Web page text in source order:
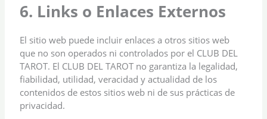
6. Links o Enlaces Externos
El sitio web puede incluir enlaces a otros sitios web
que no son operados ni controlados por el CLUB DEL
TAROT. El CLUB DEL TAROT no garantiza la legalidad,
fiabilidad, utilidad, veracidad y actualidad de los
contenidos de estos sitios web ni de sus prácticas de
privacidad.